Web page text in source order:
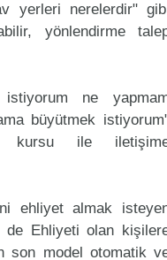
yerleri nerelerdir"
yönlendirme
ne
büyütmek
kursu ile
ehliyet almak
de Ehliyeti olan
son model otomatik